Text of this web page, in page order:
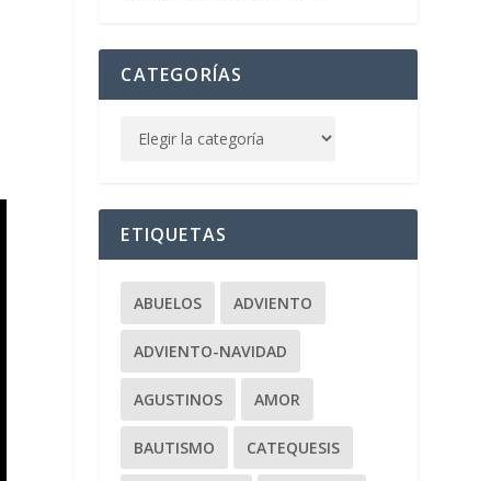
CATEGORÍAS
ETIQUETAS
ABUELOS ADVIENTO
ADVIENTO-NAVIDAD
AGUSTINOS AMOR
BAUTISMO CATEQUESIS